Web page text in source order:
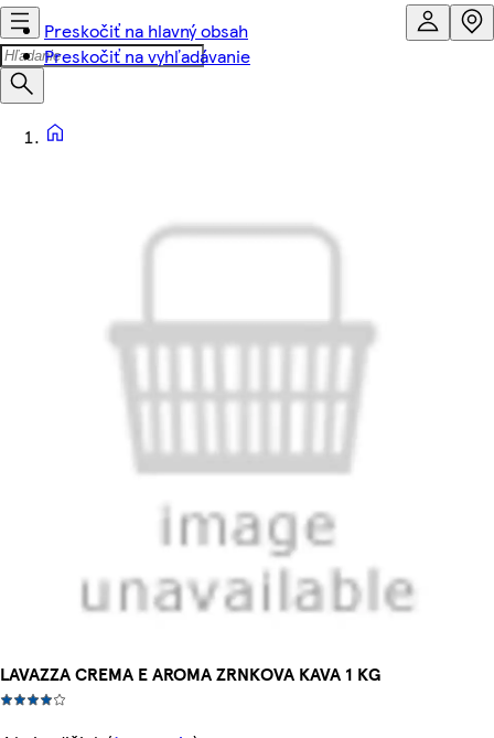
Preskočiť na hlavný obsah
Preskočiť na vyhľadávanie
LAVAZZA CREMA E AROMA ZRNKOVA KAVA 1 KG